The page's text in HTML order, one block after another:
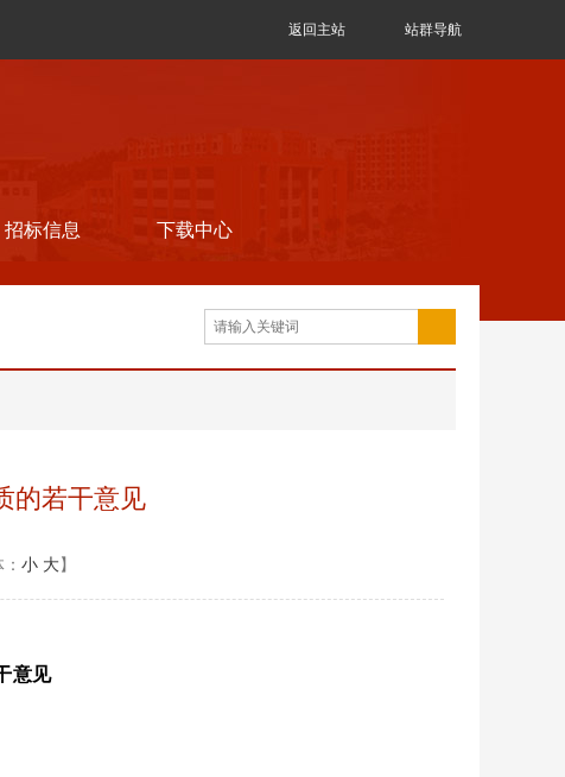
返回主站 站群导航
招标信息 下载中心
的若干意见
小 大】
意见